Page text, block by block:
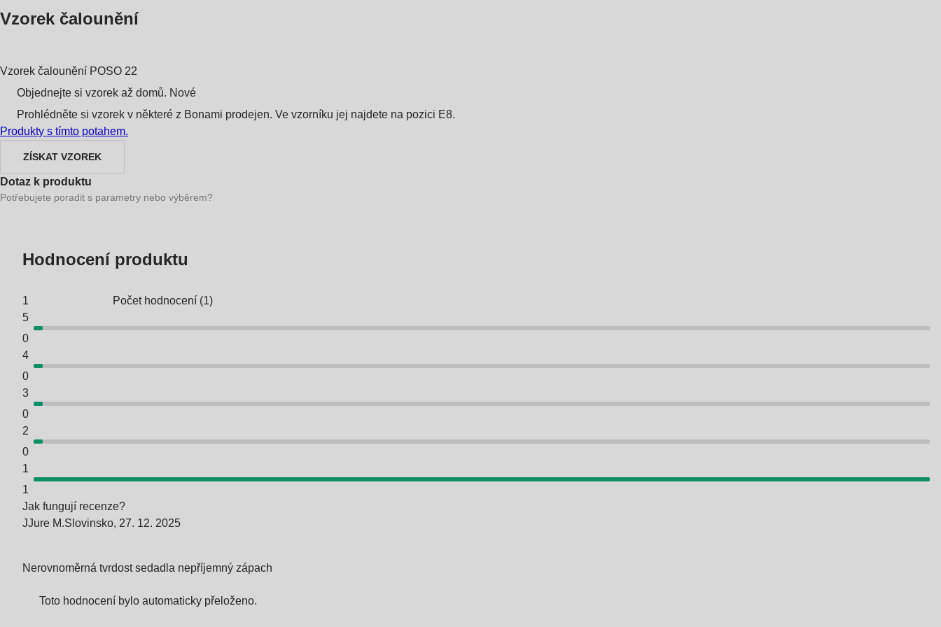
Vzorek čalounění
Vzorek čalounění POSO 22
Objednejte si vzorek až domů. Nové
Prohlédněte si vzorek v některé z Bonami prodejen. Ve vzorníku jej najdete na pozici E8.
Produkty s tímto potahem.
ZÍSKAT VZOREK
Dotaz k produktu
Potřebujete poradit s parametry nebo výběrem?
Hodnocení produktu
1 Počet hodnocení (1)
5
0
4
0
3
0
2
0
1
1
Jak fungují recenze?
JJure M.Slovinsko, 27. 12. 2025
Nerovnoměrná tvrdost sedadla nepříjemný zápach
Toto hodnocení bylo automaticky přeloženo.